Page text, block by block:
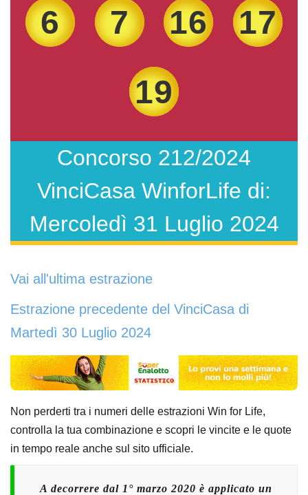
6 7 16
17
19
Concorso 212/2024
VinciCasa WinforLife di:
Mercoledì 31 Luglio 2024
Vai all'ultima estrazione
Estrazione precedente del VinciCasa di
Martedì 30 Luglio 2024
Non perderti tra i numeri delle estrazioni Win for Life,
controlla la tua combinazione e scopri le vincite e le quote
in tempo reale anche sul sito ufficiale.
A decorrere dal 1° marzo 2020 è applicato un